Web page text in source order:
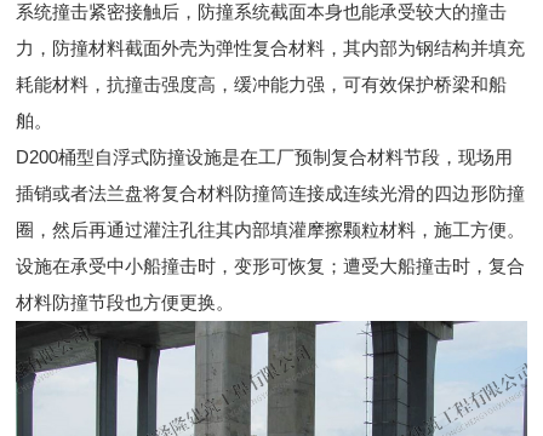
系统撞击紧密接触后，防撞系统截面本身也能承受较大的撞击
力，防撞材料截面外壳为弹性复合材料，其内部为钢结构并填充
耗能材料，抗撞击强度高，缓冲能力强，可有效保护桥梁和船
舶。
D200桶型自浮式防撞设施是在工厂预制复合材料节段，现场用
插销或者法兰盘将复合材料防撞筒连接成连续光滑的四边形防撞
圈，然后再通过灌注孔往其内部填灌摩擦颗粒材料，施工方便。
设施在承受中小船撞击时，变形可恢复；遭受大船撞击时，复合
材料防撞节段也方便更换。